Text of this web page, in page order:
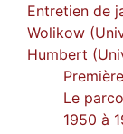
Entretien de
Wolikow
Humbert
Le
1950 à